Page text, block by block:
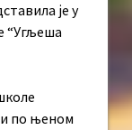
је у
“Угљеша
и по њеном